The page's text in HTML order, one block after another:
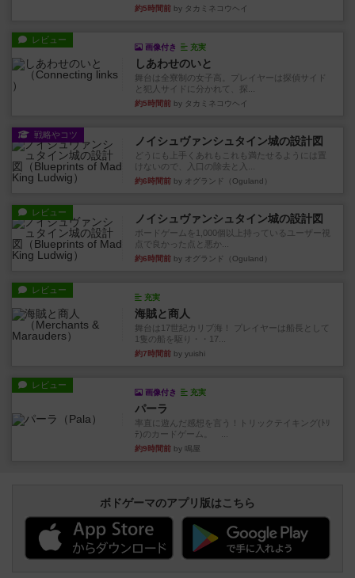
約5時間前 by タカミネコウヘイ
レビュー
画像付き 充実
しあわせのいと
舞台は全寮制の女子高。プレイヤーは探偵サイド
と犯人サイドに分かれて、探...
約5時間前 by タカミネコウヘイ
戦略やコツ ノイシュヴァンシュタイン城の設計図
どうにも上手くあれもこれも満たせるようには置
けないので、入口の除去と入...
約6時間前 by オグランド（Oguland）
レビュー ノイシュヴァンシュタイン城の設計図
ボードゲームを1,000個以上持っているユーザー視
点で良かった点と悪か...
約6時間前 by オグランド（Oguland）
レビュー
充実
海賊と商人
舞台は17世紀カリブ海！ プレイヤーは船長として
1隻の船を駆り・・17...
約7時間前 by yuishi
レビュー
画像付き 充実
パーラ
率直に遊んだ感想を言う！トリックテイキング(ﾄﾘ
ﾃ)のカードゲーム。 ...
約9時間前 by 鳴屋
ボドゲーマのアプリ版はこちら